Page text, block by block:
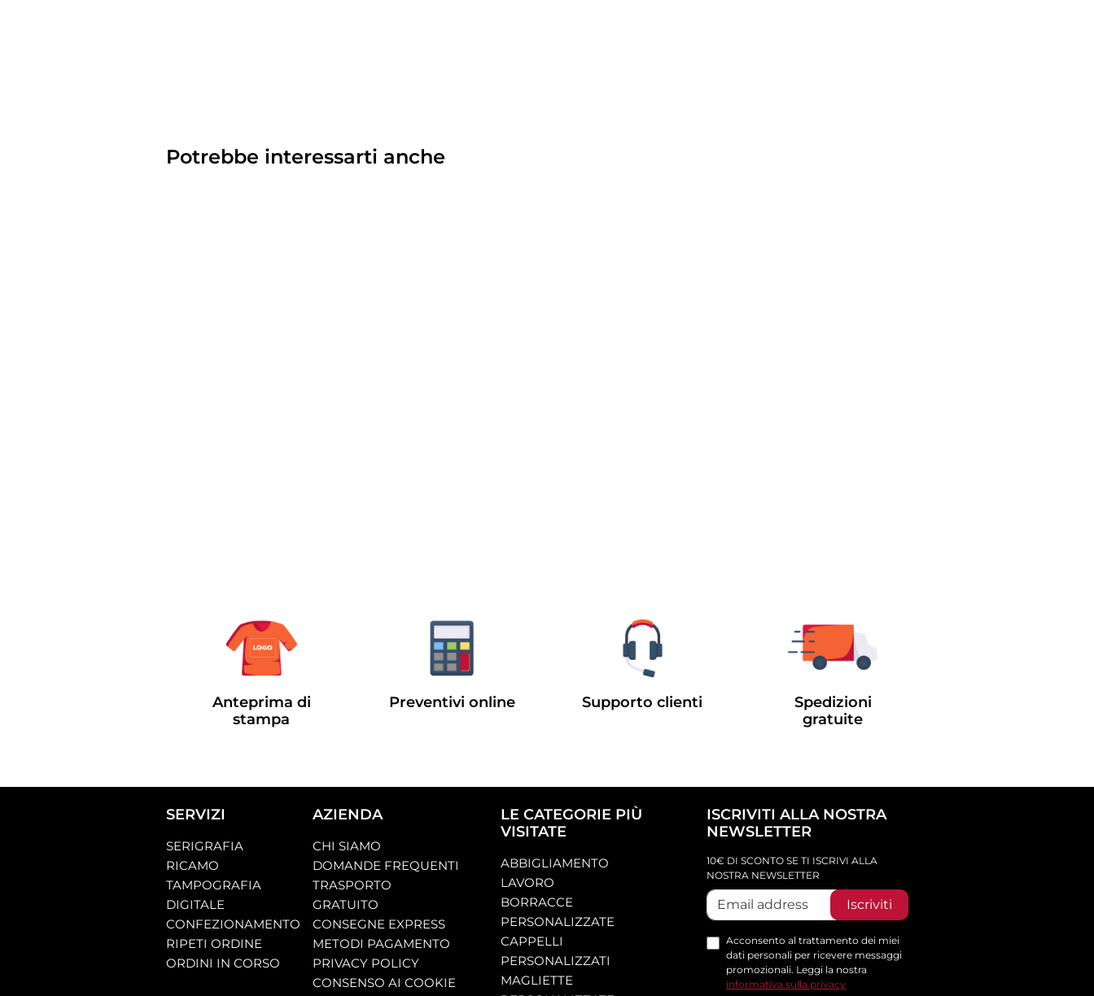
Potrebbe interessarti anche
Anteprima di
stampa
Preventivi online Supporto clienti
Spedizioni
gratuite
SERVIZI
SERIGRAFIA
RICAMO
TAMPOGRAFIA
DIGITALE
CONFEZIONAMENTO
RIPETI ORDINE
ORDINI IN CORSO
AZIENDA
CHI SIAMO
DOMANDE FREQUENTI
TRASPORTO
GRATUITO
CONSEGNE EXPRESS
METODI PAGAMENTO
PRIVACY POLICY
CONSENSO AI COOKIE
LE CATEGORIE PIÙ
VISITATE
ABBIGLIAMENTO
LAVORO
BORRACCE
PERSONALIZZATE
CAPPELLI
PERSONALIZZATI
MAGLIETTE
ISCRIVITI ALLA NOSTRA
NEWSLETTER
10€ DI SCONTO SE TI ISCRIVI ALLA
NOSTRA NEWSLETTER
Iscriviti
Acconsento al trattamento dei miei
dati personali per ricevere messaggi
promozionali. Leggi la nostra
informativa sulla privacy